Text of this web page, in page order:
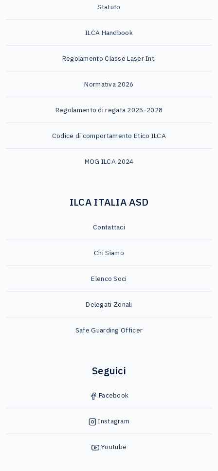
Statuto
ILCA Handbook
Regolamento Classe Laser Int.
Normativa 2026
Regolamento di regata 2025-2028
Codice di comportamento Etico ILCA
MOG ILCA 2024
ILCA ITALIA ASD
Contattaci
Chi Siamo
Elenco Soci
Delegati Zonali
Safe Guarding Officer
Seguici
Facebook
Instagram
Youtube